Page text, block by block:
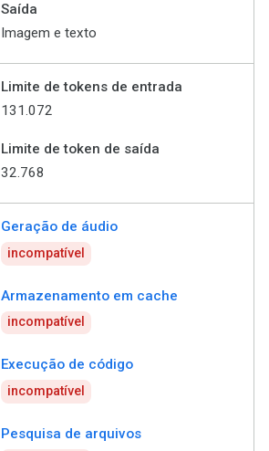
Saída
Imagem e texto
Limite de tokens de entrada
131.072
Limite de token de saída
32.768
Geração de áudio
incompatível
Armazenamento em cache
incompatível
Execução de código
incompatível
Pesquisa de arquivos